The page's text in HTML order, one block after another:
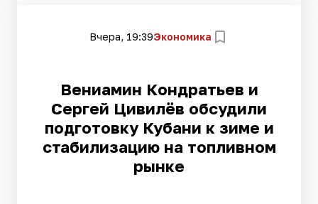
Вчера, 19:39Экономика
Вениамин Кондратьев и
Сергей Цивилёв обсудили
подготовку Кубани к зиме и
стабилизацию на топливном
рынке